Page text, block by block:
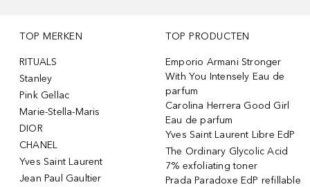
TOP MERKEN
RITUALS
Stanley
Pink Gellac
Marie-Stella-Maris
DIOR
CHANEL
Yves Saint Laurent
Jean Paul Gaultier
TOP PRODUCTEN
Emporio Armani Stronger
With You Intensely Eau de
parfum
Carolina Herrera Good Girl
Eau de parfum
Yves Saint Laurent Libre EdP
The Ordinary Glycolic Acid
7% exfoliating toner
Prada Paradoxe EdP refillable